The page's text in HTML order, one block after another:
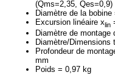
(Qms=2,35, Qes=0,9)
Diamètre de la bobine
Excursion linéaire xlin
Diamètre de montage
Diamètre/Dimensions
Profondeur de
mm
Poids = 0,97 kg